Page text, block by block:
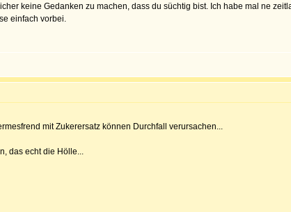
keine Gedanken zu machen, dass du süchtig bist. Ich habe mal ne
einfach vorbei.
mit Zukerersatz können Durchfall verursachen...
das echt die Hölle...